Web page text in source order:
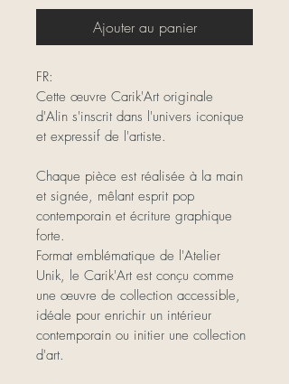
Ajouter au panier
FR:
Cette œuvre Carik'Art originale
d'Alin s'inscrit dans l'univers iconique
et expressif de l'artiste.
Chaque pièce est réalisée à la main
et signée, mêlant esprit pop
contemporain et écriture graphique
forte.
Format emblématique de l'Atelier
Unik, le Carik'Art est conçu comme
une œuvre de collection accessible,
idéale pour enrichir un intérieur
contemporain ou initier une collection
d'art.